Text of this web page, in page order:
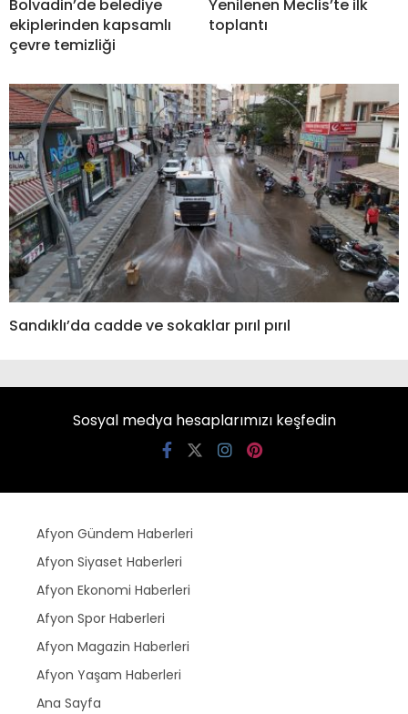
Bolvadin’de belediye
ekiplerinden kapsamlı
çevre temizliği
Yenilenen Meclis’te ilk
toplantı
Sandıklı’da cadde ve sokaklar pırıl pırıl
Sosyal medya hesaplarımızı keşfedin
Afyon Gündem Haberleri
Afyon Siyaset Haberleri
Afyon Ekonomi Haberleri
Afyon Spor Haberleri
Afyon Magazin Haberleri
Afyon Yaşam Haberleri
Ana Sayfa